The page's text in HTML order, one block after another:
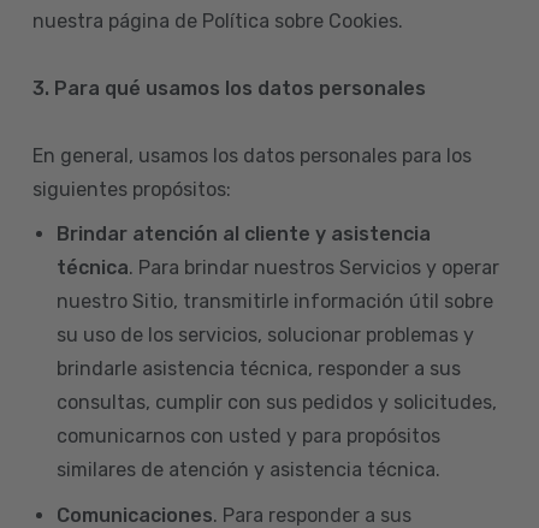
nuestra página de Política sobre Cookies.
3. Para qué usamos los datos personales
En general, usamos los datos personales para los
siguientes propósitos:
Brindar atención al cliente y asistencia
técnica. Para brindar nuestros Servicios y operar
nuestro Sitio, transmitirle información útil sobre
su uso de los servicios, solucionar problemas y
brindarle asistencia técnica, responder a sus
consultas, cumplir con sus pedidos y solicitudes,
comunicarnos con usted y para propósitos
similares de atención y asistencia técnica.
Comunicaciones. Para responder a sus